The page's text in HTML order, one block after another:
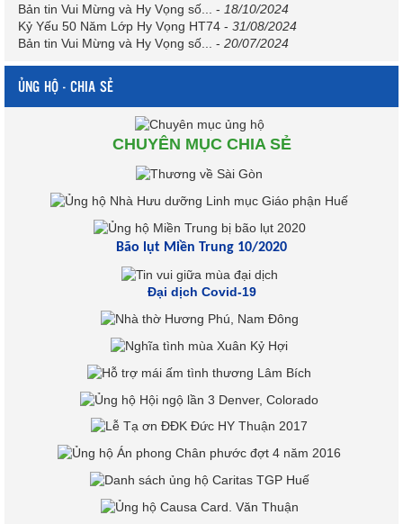
Bản tin Vui Mừng và Hy Vọng số...
- 18/10/2024
Kỷ Yếu 50 Năm Lớp Hy Vọng HT74 - 31/08/2024
Bản tin Vui Mừng và Hy Vọng số...
- 20/07/2024
ỦNG HỘ - CHIA SẺ
CHUYÊN MỤC CHIA SẺ
Bão lụt Miền Trung 10/2020
Đại dịch Covid-19